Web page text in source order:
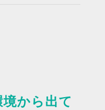
から出て